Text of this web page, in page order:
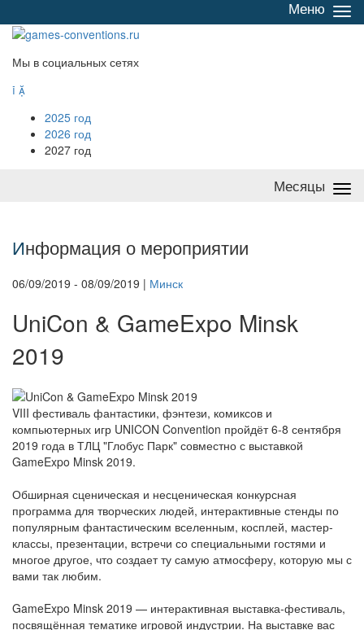
/
Меню
Мы в социальных сетях
 
2025 год
2026 год
2027 год
Месяцы
Информация о мероприятии
06/09/2019 - 08/09/2019 | Минск
UniCon & GameExpo Minsk
2019
VIII фестиваль фантастики, фэнтези, комиксов и
компьютерных игр UNICON Convention пройдёт 6-8 сентября
2019 года в ТЛЦ "Глобус Парк" совместно с выставкой
GameExpo Minsk 2019.
Обширная сценическая и несценическая конкурсная
программа для творческих людей, интерактивные стенды по
популярным фантастическим вселенным, косплей, мастер-
классы, презентации, встречи со специальными гостями и
многое другое, что создает ту самую атмосферу, которую мы с
вами так любим.
GameExpo Minsk 2019 — интерактивная выставка-фестиваль,
посвящённая тематике игровой индустрии. На выставке вас